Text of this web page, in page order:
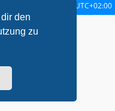
den
zu
UTC+02:00
phpBB3.2 by
© phpBB Limited